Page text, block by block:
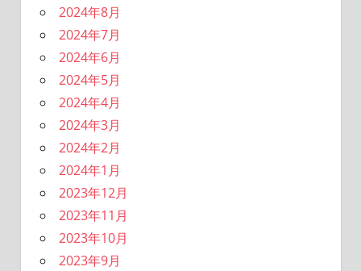
2024年8月
2024年7月
2024年6月
2024年5月
2024年4月
2024年3月
2024年2月
2024年1月
2023年12月
2023年11月
2023年10月
2023年9月